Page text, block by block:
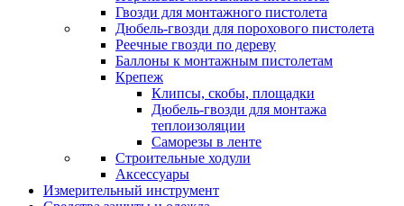
Гвозди для монтажного пистолета
Дюбель-гвозди для порохового пистолета
Реечные гвозди по дереву
Баллоны к монтажным пистолетам
Крепеж
Клипсы, скобы, площадки
Дюбель-гвозди для монтажа
теплоизоляции
Саморезы в ленте
Строительные ходули
Аксессуары
Измерительный инструмент